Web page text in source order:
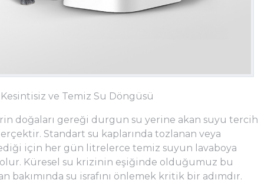
ve Temiz Su Döngüsü
doğaları gereği durgun su yerine akan suyu tercih
Standart su kaplarında tozlanan veya
için her gün litrelerce temiz suyun lavaboya
Küresel su krizinin eşiğinde olduğumuz bu
bakımında su israfını önlemek kritik bir adımdır.